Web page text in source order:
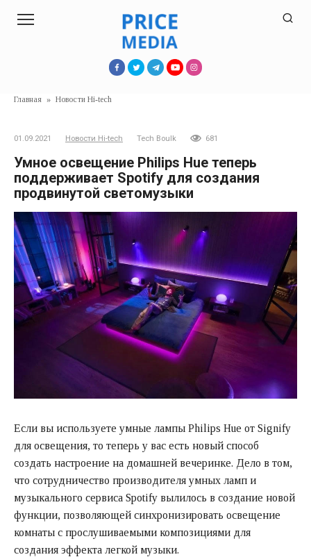
Главная » Новости Hi-tech
01.09.2021 Новости Hi-tech Tech Boulk 681
Умное освещение Philips Hue теперь
поддерживает Spotify для создания
продвинутой светомузыки
Если вы используете умные лампы Philips Hue от Signify
для освещения, то теперь у вас есть новый способ
создать настроение на домашней вечеринке. Дело в том,
что сотрудничество производителя умных ламп и
музыкального сервиса Spotify вылилось в создание новой
функции, позволяющей синхронизировать освещение
комнаты с прослушиваемыми композициями для
создания эффекта легкой музыки.